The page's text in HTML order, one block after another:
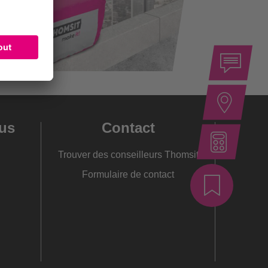
Contact
Trouver des conseilleurs Thomsit
Formulaire de contact